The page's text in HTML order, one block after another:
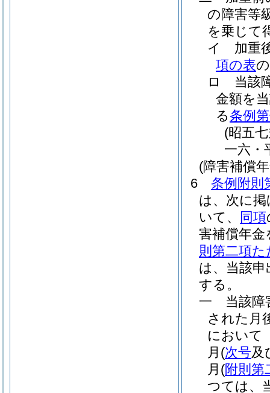
の障害等
を乗じて
イ
加重
項の表
ロ
当該
金額を
る条例
(昭五
一六・
(障害補償
6
条例附則
は、次に
いて、
同項
害補償年
則第二項
は、当該
する。
一
当該障
された月
において
月 (次号及
月 (附則第
つては、